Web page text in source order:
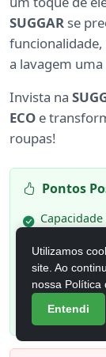
SUGGAR se
a lavagem
Invista na
ECO e
roupas!
Pontos
Função
Design
lavanderia.
Utilizamos
site. Ao
nossa Política
Entendi